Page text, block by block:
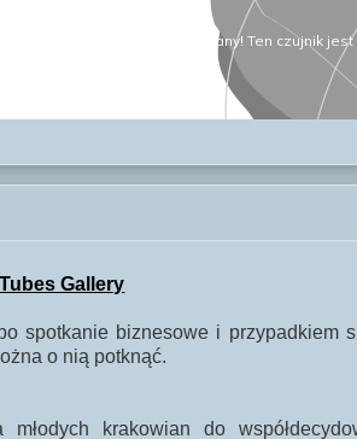
Gallery
spotkanie biznesowe i przypadkiem
o nią potknąć.
krakowian do